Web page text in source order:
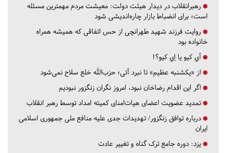
رهبرانقلاب در دیدار هیئت دولت: معیشت مردم مهمترین مسئله
است؛ برای انضباط بازار چاره‌اندیشی شود
روایت فرزند شهید طهرانچی از حس اتفاقی که همیشه همراه
خانواده بود
آي كيو يا اِي كيو؟!
از «یکشنبه عظیم» تا نبرد آتی؛ حزب‌الله خلع سلاح نمی‌شود
اگر این اقدام رضاخان نبود، امروز نگران زنگزور نبودیم
تمدید عضویت اعضای هیات‌امنای کمیته امداد توسط رهبر انقلاب
درباره توافق زنگزور/ تهدیدات جدی علیه منافع ملی جمهوری اسلامی
ایران
یزد: دوره جامع ترک گناه و تغییر عادت